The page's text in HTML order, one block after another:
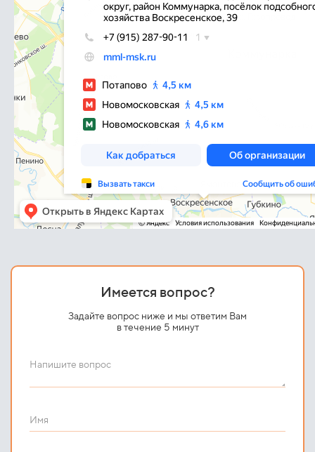
Имеется вопрос?
Задайте вопрос ниже и мы ответим Вам
в течение 5 минут
Напишите вопрос
Имя